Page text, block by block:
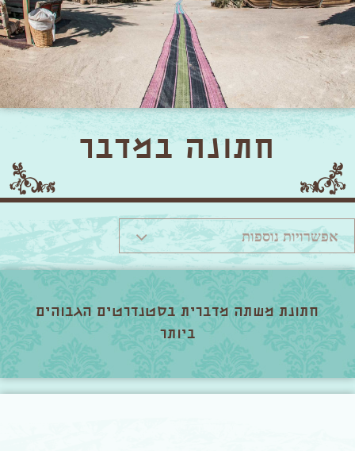
חתונה במדבר
אפשרויות נוספות
חתונת משתה מדברית בסטנדרטים הגבוהים
ביותר